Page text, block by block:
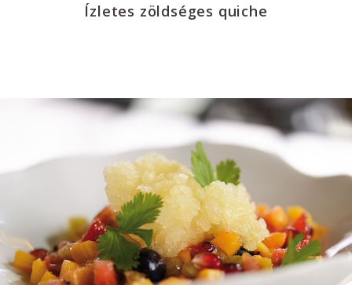
Ízletes zöldséges quiche